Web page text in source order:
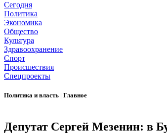
Сегодня
Политика
Экономика
Общество
Культура
Здравоохранение
Спорт
Происшествия
Спецпроекты
Политика и власть | Главное
Депутат Сергей Мезенин: в